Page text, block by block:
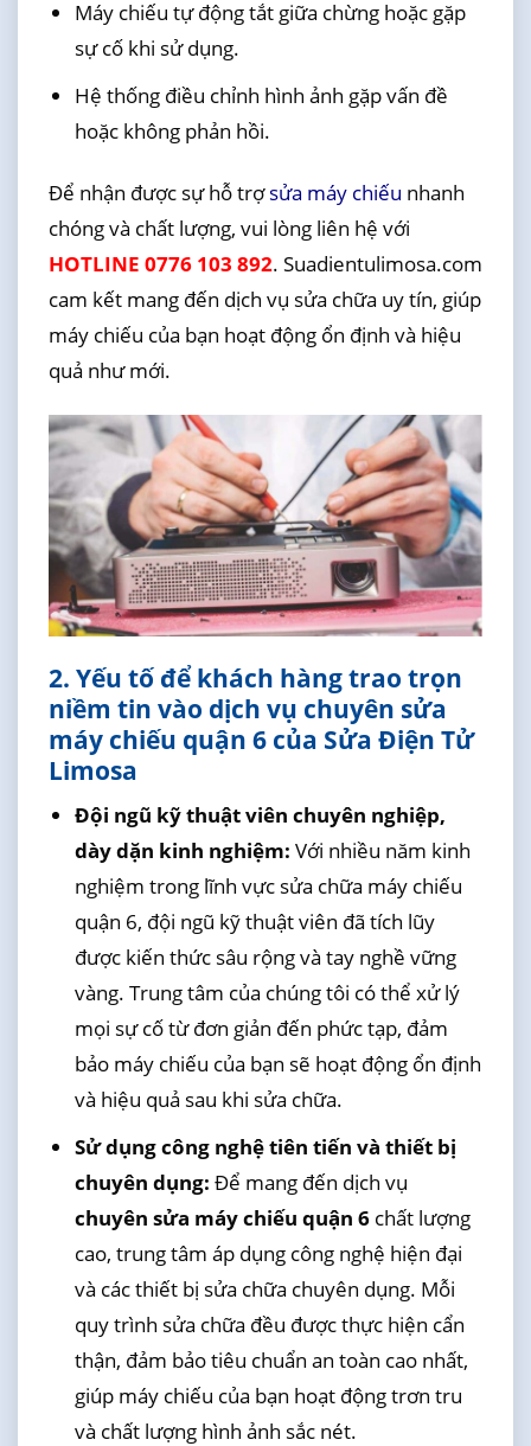
Máy chiếu tự động tắt giữa chừng hoặc gặp
sự cố khi sử dụng.
Hệ thống điều chỉnh hình ảnh gặp vấn đề
hoặc không phản hồi.
Để nhận được sự hỗ trợsửa máy chiếu nhanh
chóng và chất lượng, vui lòng liên hệ với
HOTLINE 0776 103 892. Suadientulimosa.com
cam kết mang đến dịch vụ sửa chữa uy tín, giúp
máy chiếu của bạn hoạt động ổn định và hiệu
quả như mới.
2. Yếu tố để khách hàng trao trọn
niềm tin vào dịch vụ chuyên sửa
máy chiếu quận 6 của Sửa Điện Tử
Limosa
Đội ngũ kỹ thuật viên chuyên nghiệp,
dày dặn kinh nghiệm: Với nhiều năm kinh
nghiệm trong lĩnh vực sửa chữa máy chiếu
quận 6, đội ngũ kỹ thuật viên đã tích lũy
được kiến thức sâu rộng và tay nghề vững
vàng. Trung tâm của chúng tôi có thể xử lý
mọi sự cố từ đơn giản đến phức tạp, đảm
bảo máy chiếu của bạn sẽ hoạt động ổn định
và hiệu quả sau khi sửa chữa.
Sử dụng công nghệ tiên tiến và thiết bị
chuyên dụng: Để mang đến dịch vụ
chuyên sửa máy chiếu quận 6chất lượng
cao, trung tâm áp dụng công nghệ hiện đại
và các thiết bị sửa chữa chuyên dụng. Mỗi
quy trình sửa chữa đều được thực hiện cẩn
thận, đảm bảo tiêu chuẩn an toàn cao nhất,
giúp máy chiếu của bạn hoạt động trơn tru
và chất lượng hình ảnh sắc nét.